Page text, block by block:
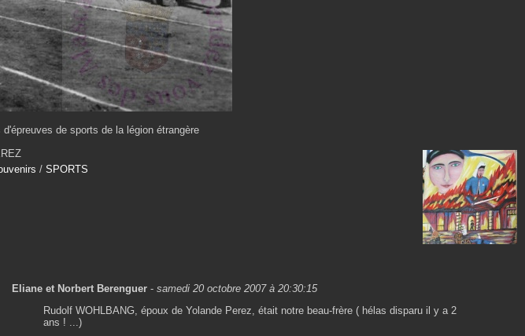
de sports de la légion étrangère
/SPORTS
Eliane et Norbert Berenguer -samedi 20 octobre 2007 à 20:30:15
Rudolf WOHLBANG, époux de Yolande Perez, était notre beau-frère ( hélas disparu il y a 2
ans ! ...)